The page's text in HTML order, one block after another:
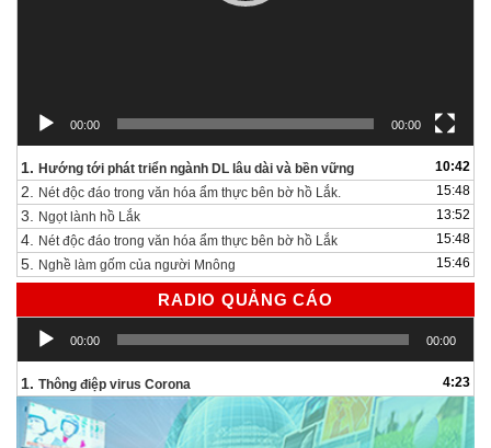
00:00 00:00
1. Hướng tới phát triển ngành DL lâu dài và bền vững 10:42
2. Nét độc đáo trong văn hóa ẩm thực bên bờ hồ Lắk. 15:48
3. Ngọt lành hồ Lắk 13:52
4. Nét độc đáo trong văn hóa ẩm thực bên bờ hồ Lắk 15:48
5. Nghề làm gốm của người Mnông 15:46
RADIO QUẢNG CÁO
Trình
chơi
00:00 00:00
1. Thông điệp virus Corona 4:23